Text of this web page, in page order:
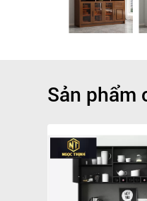
Sản phẩm